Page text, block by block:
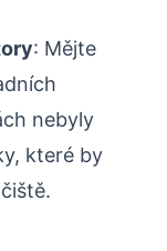
: Mějte
nebyly
které by